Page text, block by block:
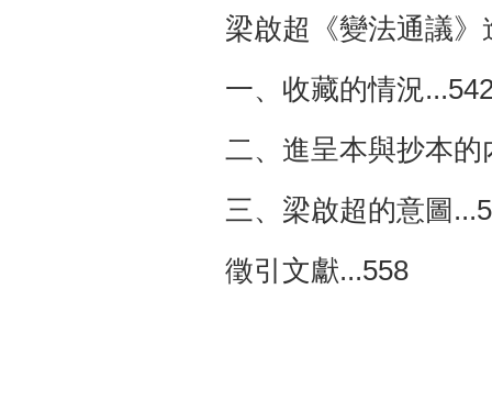
梁啟超《變法通議
一、收藏的情況
二、進呈本與抄本
三、梁啟超的意圖
徵引文獻...558